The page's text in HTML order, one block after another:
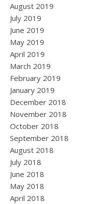
August 2019
July 2019
June 2019
May 2019
April 2019
March 2019
February 2019
January 2019
December 2018
November 2018
October 2018
September 2018
August 2018
July 2018
June 2018
May 2018
April 2018